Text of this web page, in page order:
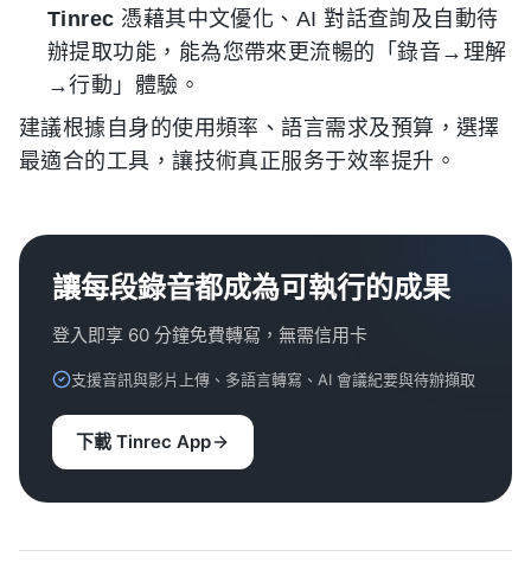
Tinrec 憑藉其中文優化、AI 對話查詢及自動待
辦提取功能，能為您帶來更流暢的「錄音→理解
→行動」體驗。
建議根據自身的使用頻率、語言需求及預算，選擇
最適合的工具，讓技術真正服务于效率提升。
讓每段錄音都成為可執行的成果
登入即享 60 分鐘免費轉寫，無需信用卡
支援音訊與影片上傳、多語言轉寫、AI 會議紀要與待辦擷取
下載 Tinrec App